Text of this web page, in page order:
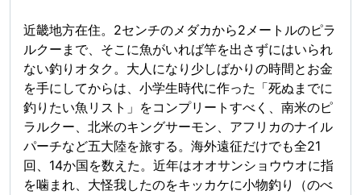
近畿地方在住。2センチのメダカから2メートルのピラ
ルクーまで、そこに魚がいれば竿を出さずにはいられ
ない釣りオタク。大人になり少しばかりの時間とお金
を手にしてからは、小学生時代に作った「死ぬまでに
釣りたい魚リスト」をコンプリートすべく、南米のピ
ラルクー、北米のキングサーモン、アフリカのナイル
パーチなど五大陸を旅する。海外遠征だけでも全21
回、14か国を数えた。近年はオオサンショウウオに指
を噛まれ、大怪我したのをキッカケに小物釣り（のべ